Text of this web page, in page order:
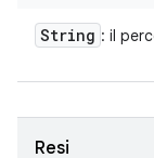
String : il
Resi